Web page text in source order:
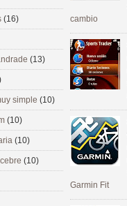
cambio
Garmin Fit
(16)
(13)
simple (10)
(10)
(10)
(10)